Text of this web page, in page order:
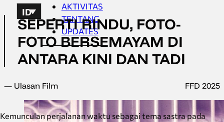
AKTIVITAS
TENTANG
UPDATES
ID
SEPERTI RINDU, FOTO-
FOTO BERSEMAYAM DI
ANTARA KINI DAN TADI
— Ulasan Film FFD 2025
Kemunculan perjalanan waktu sebagai tema sastra pada